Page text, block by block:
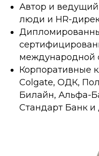
Автор и
люди и HR-
международной
Корпоративные
Colgate, ОДК,
Билайн, Альфа-
Стандарт Банк и